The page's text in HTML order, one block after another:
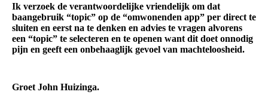
Ik verzoek de verantwoordelijke vriendelijk om dat
baangebruik “topic” op de “omwonenden app” per direct te
sluiten en eerst na te denken en advies te vragen alvorens
een “topic” te selecteren en te openen want dit doet onnodig
pijn en geeft een onbehaaglijk gevoel van machteloosheid.
Groet John Huizinga.